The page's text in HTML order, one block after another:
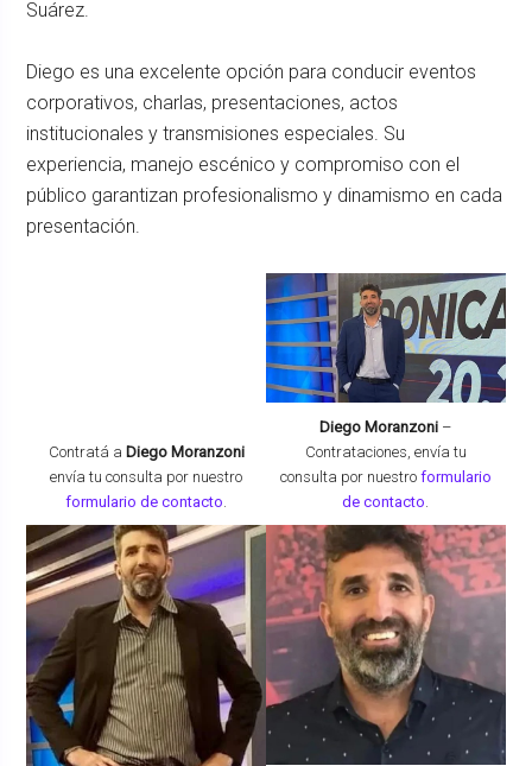
Suárez.
Diego es una excelente opción para conducir eventos
corporativos, charlas, presentaciones, actos
institucionales y transmisiones especiales. Su
experiencia, manejo escénico y compromiso con el
público garantizan profesionalismo y dinamismo en cada
presentación.
Contratá a Diego Moranzoni
envía tu consulta por nuestro
formulario de contacto.
Diego Moranzoni –
Contrataciones, envía tu
consulta por nuestro formulario
de contacto.